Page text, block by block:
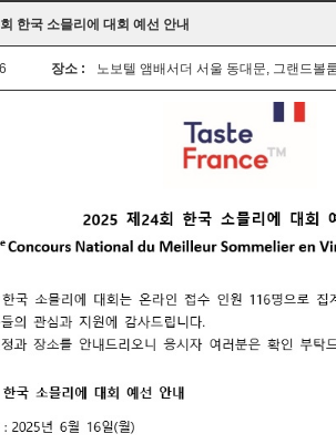
한국 소믈리에 대회 예선 안내
장소 : 노보텔 앰배서더 서울 동대문, 그랜드볼